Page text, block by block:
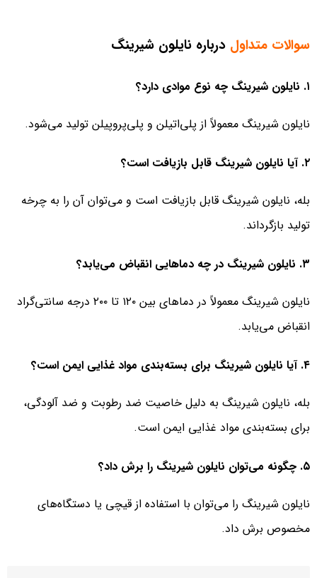
سوالات متداول درباره نایلون شیرینگ
۱. نایلون شیرینگ چه نوع موادی دارد؟
نایلون شیرینگ معمولاً از پلی‌اتیلن و پلی‌پروپیلن تولید می‌شود.
۲. آیا نایلون شیرینگ قابل بازیافت است؟
بله، نایلون شیرینگ قابل بازیافت است و می‌توان آن را به چرخه
تولید بازگرداند.
۳. نایلون شیرینگ در چه دماهایی انقباض می‌یابد؟
نایلون شیرینگ معمولاً در دماهای بین ۱۲۰ تا ۲۰۰ درجه سانتی‌گراد
انقباض می‌یابد.
۴. آیا نایلون شیرینگ برای بسته‌بندی مواد غذایی ایمن است؟
بله، نایلون شیرینگ به دلیل خاصیت ضد رطوبت و ضد آلودگی،
برای بسته‌بندی مواد غذایی ایمن است.
۵. چگونه می‌توان نایلون شیرینگ را برش داد؟
نایلون شیرینگ را می‌توان با استفاده از قیچی یا دستگاه‌های
مخصوص برش داد.